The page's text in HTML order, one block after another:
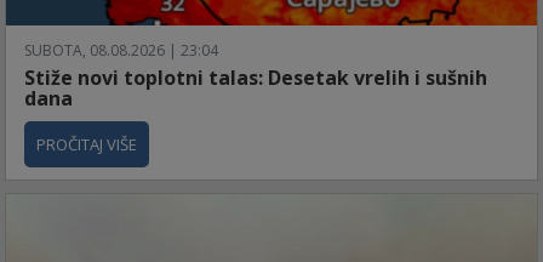
SUBOTA, 08.08.2026 | 23:04
Stiže novi toplotni talas: Desetak vrelih i sušnih
dana
PROČITAJ VIŠE